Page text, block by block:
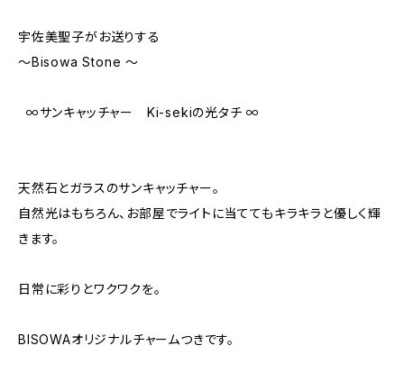
宇佐美聖子がお送りする
〜Bisowa Stone 〜
∞サンキャッチャー Ki-sekiの光タチ ∞
天然石とガラスのサンキャッチャー。
自然光はもちろん、お部屋でライトに当ててもキラキラと優しく輝
きます。
日常に彩りとワクワクを。
BISOWAオリジナルチャームつきです。